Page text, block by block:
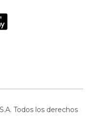
Todos los derechos